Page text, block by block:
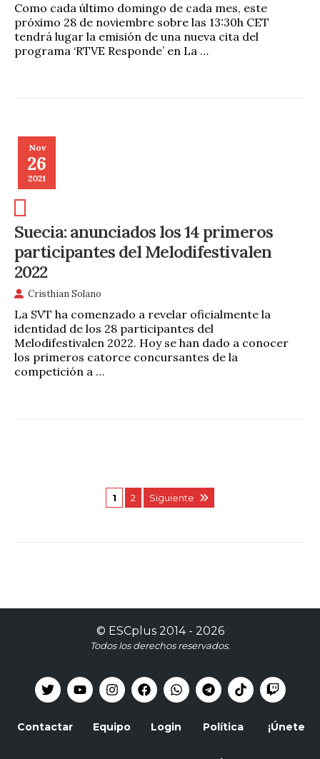
Como cada último domingo de cada mes, este
próximo 28 de noviembre sobre las 13:30h CET
tendrá lugar la emisión de una nueva cita del
programa ‘RTVE Responde’ en La …
Nov
26
2021
Suecia: anunciados los 14 primeros
participantes del Melodifestivalen
2022
Cristhian Solano
La SVT ha comenzado a revelar oficialmente la
identidad de los 28 participantes del
Melodifestivalen 2022. Hoy se han dado a conocer
los primeros catorce concursantes de la
competición a …
1 2 Siguiente
© ESCplus2014 - 2026
Todos los derechos reservados.
Contactar Equipo Login Política ¡Únete